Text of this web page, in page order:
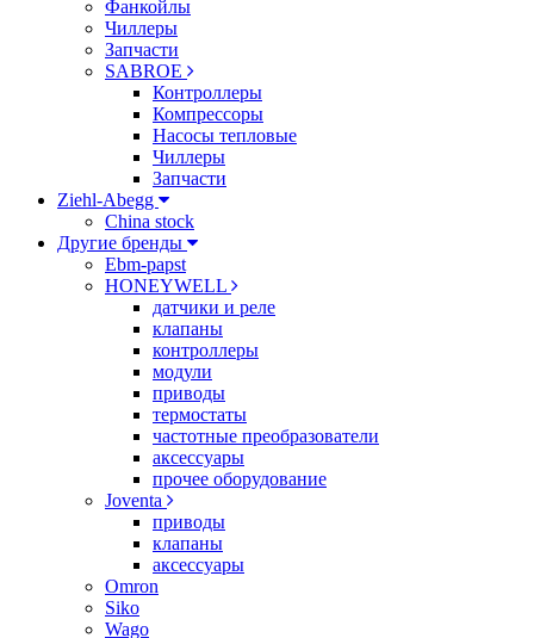
Фанкойлы
Чиллеры
Запчасти
SABROE
Контроллеры
Компрессоры
Насосы тепловые
Чиллеры
Запчасти
Ziehl-Abegg
China stock
Другие бренды
Ebm-papst
HONEYWELL
датчики и реле
клапаны
контроллеры
модули
приводы
термостаты
частотные преобразователи
аксессуары
прочее оборудование
Joventa
приводы
клапаны
аксессуары
Omron
Siko
Wago